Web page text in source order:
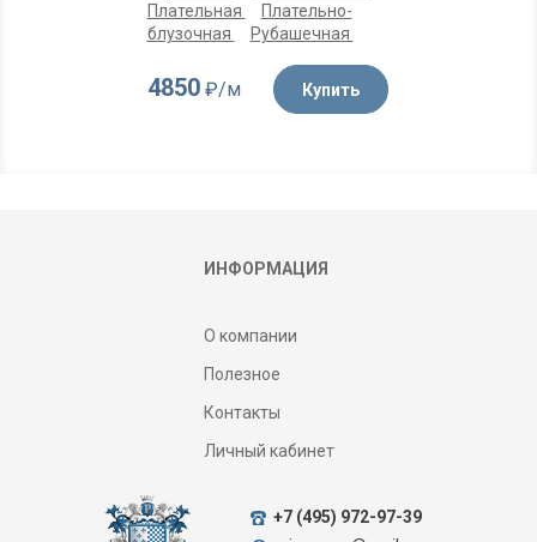
Плательная
Плательно-
блузочная
Рубашечная
4850₽/м Купить
ИНФОРМАЦИЯ
О компании
Полезное
Контакты
Личный кабинет
+7 (495) 972-97-39